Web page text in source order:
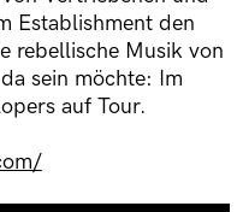
Establishment den
rebellische Musik von
sein möchte: Im
auf Tour.